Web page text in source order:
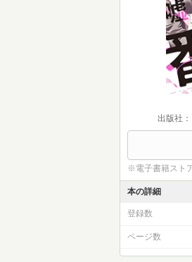
出版社
※電子書籍スト
本の詳細
登録数
ページ数